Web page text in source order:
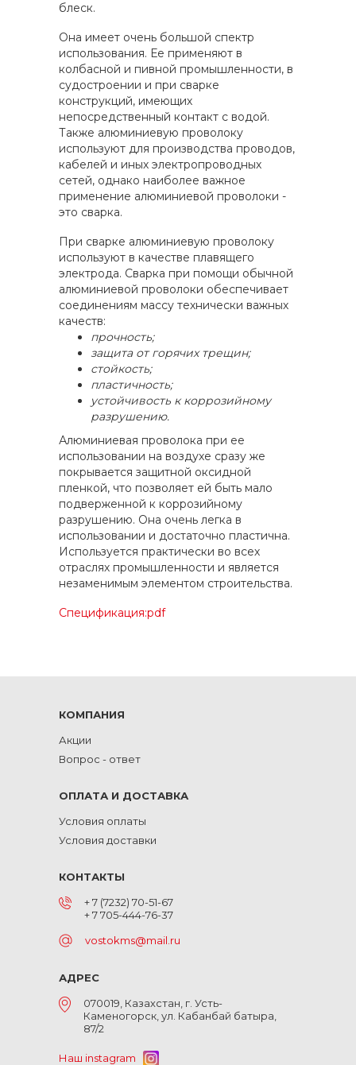
блеск.
Она имеет очень большой спектр
использования. Ее применяют в
колбасной и пивной промышленности, в
судостроении и при сварке
конструкций, имеющих
непосредственный контакт с водой.
Также алюминиевую проволоку
используют для производства проводов,
кабелей и иных электропроводных
сетей, однако наиболее важное
применение алюминиевой проволоки -
это сварка.
При сварке алюминиевую проволоку
используют в качестве плавящего
электрода. Сварка при помощи обычной
алюминиевой проволоки обеспечивает
соединениям массу технически важных
качеств:
прочность;
защита от горячих трещин;
стойкость;
пластичность;
устойчивость к коррозийному
разрушению.
Алюминиевая проволока при ее
использовании на воздухе сразу же
покрывается защитной оксидной
пленкой, что позволяет ей быть мало
подверженной к коррозийному
разрушению. Она очень легка в
использовании и достаточно пластична.
Используется практически во всех
отраслях промышленности и является
незаменимым элементом строительства.
Спецификация:pdf
КОМПАНИЯ
Акции
Вопрос - ответ
ОПЛАТА И ДОСТАВКА
Условия оплаты
Условия доставки
КОНТАКТЫ
+ 7 (7232) 70-51-67
+ 7 705-444-76-37
vostokms@mail.ru
АДРЕС
070019, Казахстан, г. Усть-
Каменогорск, ул. Кабанбай батыра,
87/2
Наш instagram